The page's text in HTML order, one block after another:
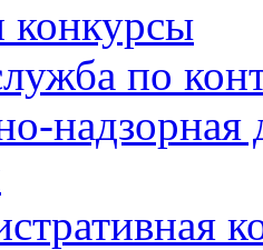
по
надзорная